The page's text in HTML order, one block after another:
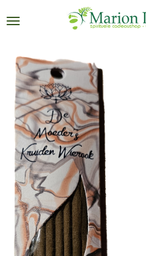
direct
de
hoofdinhoud